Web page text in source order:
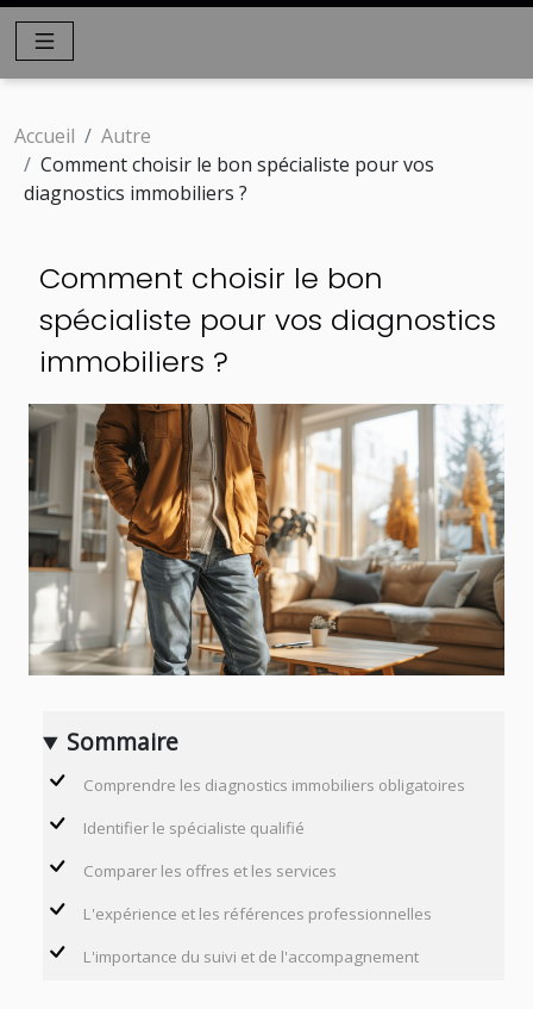
Accueil
Autre
Comment choisir le bon spécialiste pour vos
diagnostics immobiliers ?
Comment choisir le bon
spécialiste pour vos diagnostics
immobiliers ?
Sommaire
Comprendre les diagnostics immobiliers obligatoires
Identifier le spécialiste qualifié
Comparer les offres et les services
L'expérience et les références professionnelles
L'importance du suivi et de l'accompagnement